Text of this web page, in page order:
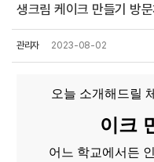
생크림 케이크 만들기 방
관리자 2023-08-02
오늘 소개해드릴
이크
어느 학교에서든